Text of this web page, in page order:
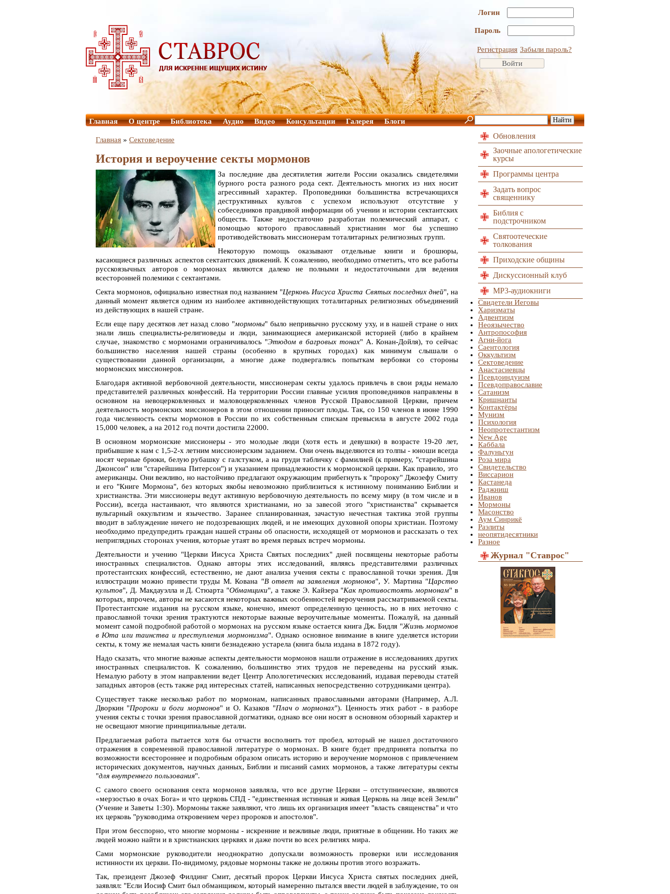
Логин
Пароль
Регистрация Забыли пароль?
Главная О центре Библиотека Аудио Видео Консультации Галерея Блоги
Главная » Сектоведение
История и вероучение секты мормонов
За последние два десятилетия жители России оказались свидетелями
бурного роста разного рода сект. Деятельность многих из них носит
агрессивный характер. Проповедники большинства встречающихся
деструктивных культов с успехом используют отсутствие у
собеседников правдивой информации об учении и истории сектантских
обществ. Также недостаточно разработан полемический аппарат, с
помощью которого православный христианин мог бы успешно
противодействовать миссионерам тоталитарных религиозных групп.
Некоторую помощь оказывают отдельные книги и брошюры,
касающиеся различных аспектов сектантских движений. К сожалению, необходимо отметить, что все работы
русскоязычных авторов о мормонах являются далеко не полными и недостаточными для ведения
всесторонней полемики с сектантами.
Секта мормонов, официально известная под названием "Церковь Иисуса Христа Святых последних дней", на
данный момент является одним из наиболее активнодействующих тоталитарных религиозных объединений
из действующих в нашей стране.
Если еще пару десятков лет назад слово "мормоны" было непривычно русскому уху, и в нашей стране о них
знали лишь специалисты-религиоведы и люди, занимающиеся американской историей (либо в крайнем
случае, знакомство с мормонами ограничивалось "Этюдом в багровых тонах" А. Конан-Дойля), то сейчас
большинство населения нашей страны (особенно в крупных городах) как минимум слышали о
существовании данной организации, а многие даже подвергались попыткам вербовки со стороны
мормонских миссионеров.
Благодаря активной вербовочной деятельности, миссионерам секты удалось привлечь в свои ряды немало
представителей различных конфессий. На территории России главные усилия проповедников направлены в
основном на невоцерковленных и маловоцерковленных членов Русской Православной Церкви, причем
деятельность мормонских миссионеров в этом отношении приносит плоды. Так, со 150 членов в июне 1990
года численность секты мормонов в России по их собственным спискам превысила в августе 2002 года
15,000 человек, а на 2012 год почти достигла 22000.
В основном мормонские миссионеры - это молодые люди (хотя есть и девушки) в возрасте 19-20 лет,
прибывшие к нам с 1,5-2-х летним миссионерским заданием. Они очень выделяются из толпы - юноши всегда
носят черные брюки, белую рубашку с галстуком, а на груди табличку с фамилией (к примеру, "старейшина
Джонсон" или "старейшина Питерсон") и указанием принадлежности к мормонской церкви. Как правило, это
американцы. Они вежливо, но настойчиво предлагают окружающим прибегнуть к "пророку" Джозефу Смиту
и его "Книге Мормона", без которых якобы невозможно приблизиться к истинному пониманию Библии и
христианства. Эти миссионеры ведут активную вербовочную деятельность по всему миру (в том числе и в
России), всегда настаивают, что являются христианами, но за завесой этого "христианства" скрывается
вульгарный оккультизм и язычество. Заранее спланированная, зачастую нечестная тактика этой группы
вводит в заблуждение ничего не подозревающих людей, и не имеющих духовной опоры христиан. Поэтому
необходимо предупредить граждан нашей страны об опасности, исходящей от мормонов и рассказать о тех
неприглядных сторонах учения, которые утаят во время первых встреч мормоны.
Деятельности и учению "Церкви Иисуса Христа Святых последних" дней посвящены некоторые работы
иностранных специалистов. Однако авторы этих исследований, являясь представителями различных
протестантских конфессий, естественно, не дают анализа учения секты с православной точки зрения. Для
иллюстрации можно привести труды М. Кована "В ответ на заявления мормонов", У. Мартина "Царство
культов", Д. Макдауэлла и Д. Стюарта "Обманщики", а также Э. Кайзера "Как противостоять мормонам" в
которых, впрочем, авторы не касаются некоторых важных особенностей вероучения рассматриваемой секты.
Протестантские издания на русском языке, конечно, имеют определенную ценность, но в них неточно с
православной точки зрения трактуются некоторые важные вероучительные моменты. Пожалуй, на данный
момент самой подробной работой о мормонах на русском языке остается книга Дж. Бидля "Жизнь мормонов
в Юта или таинства и преступления мормонизма". Однако основное внимание в книге уделяется истории
секты, к тому же немалая часть книги безнадежно устарела (книга была издана в 1872 году).
Надо сказать, что многие важные аспекты деятельности мормонов нашли отражение в исследованиях других
иностранных специалистов. К сожалению, большинство этих трудов не переведены на русский язык.
Немалую работу в этом направлении ведет Центр Апологетических исследований, издавая переводы статей
западных авторов (есть также ряд интересных статей, написанных непосредственно сотрудниками центра).
Существует также несколько работ по мормонам, написанных православными авторами (Например, А.Л.
Дворкин "Пророки и боги мормонов" и О. Казаков "Плач о мормонах"). Ценность этих работ - в разборе
учения секты с точки зрения православной догматики, однако все они носят в основном обзорный характер и
не освещают многие принципиальные детали.
Предлагаемая работа пытается хотя бы отчасти восполнить тот пробел, который не нашел достаточного
отражения в современной православной литературе о мормонах. В книге будет предпринята попытка по
возможности всестороннее и подробным образом описать историю и вероучение мормонов с привлечением
исторических документов, научных данных, Библии и писаний самих мормонов, а также литературы секты
"для внутреннего пользования".
С самого своего основания секта мормонов заявляла, что все другие Церкви – отступнические, являются
«мерзостью в очах Бога» и что церковь СПД - "единственная истинная и живая Церковь на лице всей Земли"
(Учение и Заветы 1:30). Мормоны также заявляют, что лишь их организация имеет "власть священства" и что
их церковь "руководима откровением через пророков и апостолов".
При этом бесспорно, что многие мормоны - искренние и вежливые люди, приятные в общении. Но таких же
людей можно найти и в христианских церквях и даже почти во всех религиях мира.
Сами мормонские руководители неоднократно допускали возможность проверки или исследования
истинности их церкви. По-видимому, рядовые мормоны также не должны против этого возражать.
Так, президент Джозеф Филдинг Смит, десятый пророк Церкви Иисуса Христа святых последних дней,
заявлял: "Если Иосиф Смит был обманщиком, который намеренно пытался ввести людей в заблуждение, то он
Обновления
Заочные апологетические
курсы
Программы центра
Задать вопрос
священнику
Библия с
подстрочником
Святоотеческие
толкования
Приходские общины
Дискуссионный клуб
MP3-аудиокниги
Свидетели Иеговы
Харизматы
Адвентизм
Неоязычество
Антропософия
Агни-йога
Саентология
Оккультизм
Сектоведение
Анастасиевцы
Псевдоиндуизм
Псевдоправославие
Сатанизм
Кришнаиты
Контактёры
Мунизм
Психология
Неопротестантизм
New Age
Каббала
Фалуньгун
Роза мира
Свидетельство
Виссарион
Кастанеда
Раджниш
Иванов
Мормоны
Масонство
Аум Синрикё
Раэлиты
неопятидесятники
Разное
Журнал "Ставрос"